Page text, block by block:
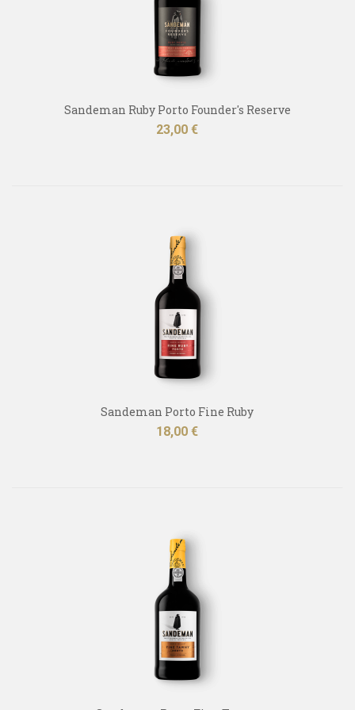
Sandeman Ruby Porto Founder's Reserve
Kaina
23,00 €
Sandeman Porto Fine Ruby
Kaina
18,00 €